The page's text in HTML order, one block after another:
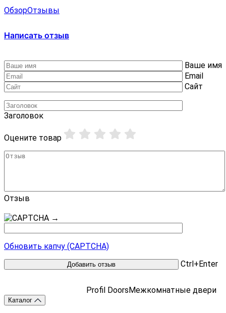
ОбзорОтзывы
Написать отзыв
Ваше имя
Email
Сайт
Заголовок
Оцените товар
Отзыв
→
Обновить капчу (CAPTCHA)
Ctrl+Enter
Profil Doors Межкомнатные двери
Каталог